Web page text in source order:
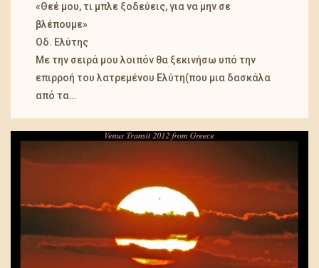
«Θεέ μου, τι μπλε ξοδεύεις, για να μην σε
βλέπουμε»
Οδ. Ελύτης
Με την σειρά μου λοιπόν θα ξεκινήσω υπό την
επιρροή του λατρεμένου Ελύτη(που μια δασκάλα
από τα…